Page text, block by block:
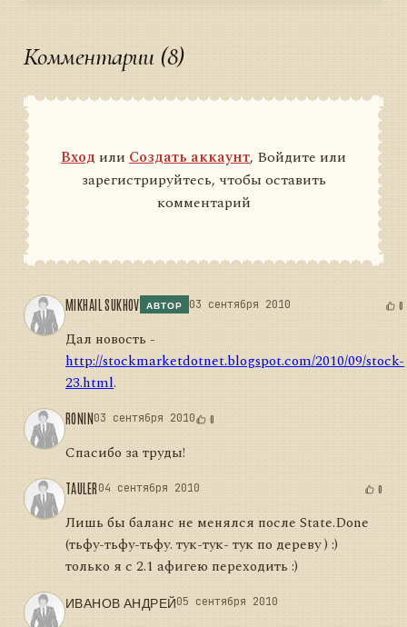
Комментарии (8)
Вход или Создать аккаунт, Войдите или
зарегистрируйтесь, чтобы оставить
комментарий
MIKHAIL SUKHOV АВТОР 03 сентября 2010 0
Дал новость -
http://stockmarketdotnet.blogspot.com/2010/09/stock-
23.html.
RONIN03 сентября 2010 0
Спасибо за труды!
TAULER04 сентября 2010 0
Лишь бы баланс не менялся после State.Done
(тьфу-тьфу-тьфу. тук-тук- тук по дереву ) :)
только я с 2.1 афигею переходить :)
ИВАНОВ АНДРЕЙ05 сентября 2010